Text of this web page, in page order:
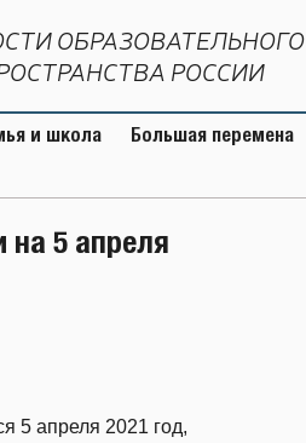
ОБРАЗОВАТЕЛЬНОГО
РОССИИ
и школа Большая перемена
на 5 апреля
5 апреля 2021 год,